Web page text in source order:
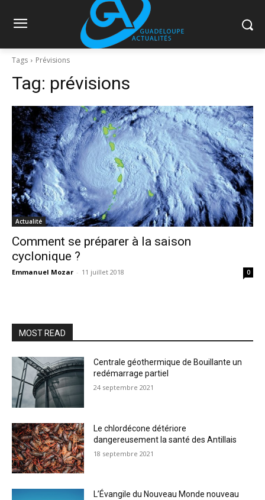
Tags Prévisions
Tag: prévisions
Actualité
Comment se préparer à la saison
cyclonique ?
Emmanuel Mozar - 11 juillet 2018 0
MOST READ
Centrale géothermique de Bouillante un
redémarrage partiel
24 septembre 2021
Le chlordécone détériore
dangereusement la santé des Antillais
18 septembre 2021
L’Évangile du Nouveau Monde nouveau